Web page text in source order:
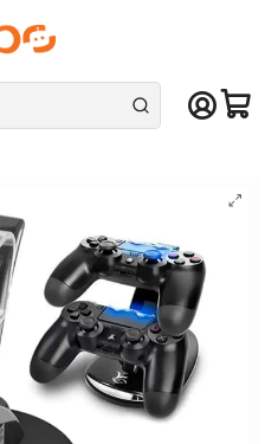
lunes a sábado en el gran
Joystick y simuladores
consolas
Ps4 Dualshock - P4